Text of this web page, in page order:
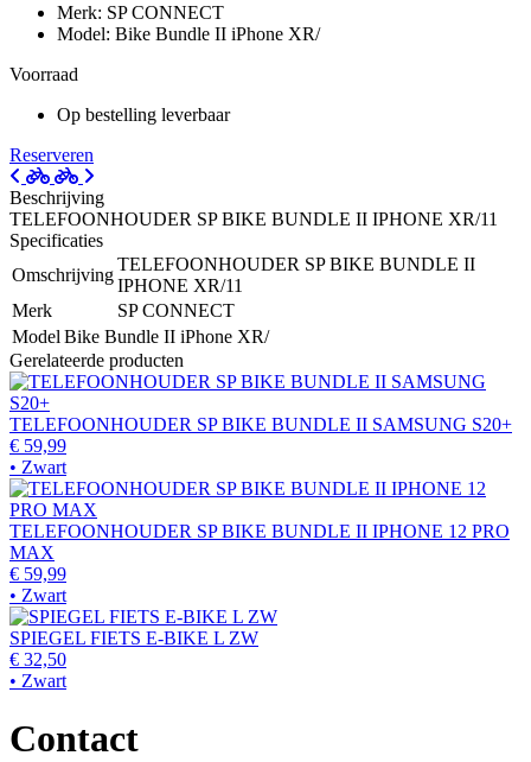
Merk: SP CONNECT
Model: Bike Bundle II iPhone XR/
Voorraad
Op bestelling leverbaar
Reserveren
Beschrijving
TELEFOONHOUDER SP BIKE BUNDLE II IPHONE XR/11
Specificaties
Omschrijving
TELEFOONHOUDER SP BIKE BUNDLE II
IPHONE XR/11
Merk
SP CONNECT
Model Bike Bundle II iPhone XR/
Gerelateerde producten
TELEFOONHOUDER SP BIKE BUNDLE II SAMSUNG S20+
€ 59,99
• Zwart
TELEFOONHOUDER SP BIKE BUNDLE II IPHONE 12 PRO
MAX
€ 59,99
• Zwart
SPIEGEL FIETS E-BIKE L ZW
€ 32,50
• Zwart
Contact